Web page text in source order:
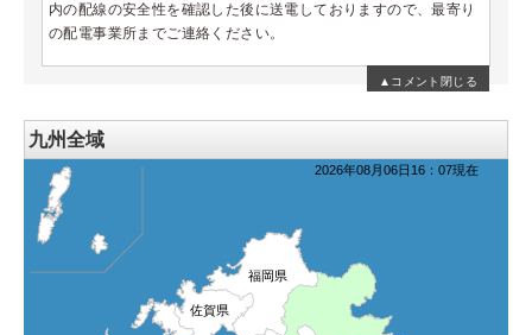
内の配線の安全性を確認した後に送電しておりますので、最寄り
の配電事業所までご連絡ください。
▲コメント閉じる
九州全域
福岡県
福岡県
佐賀県
佐賀県
2026年08月06日16：07現在